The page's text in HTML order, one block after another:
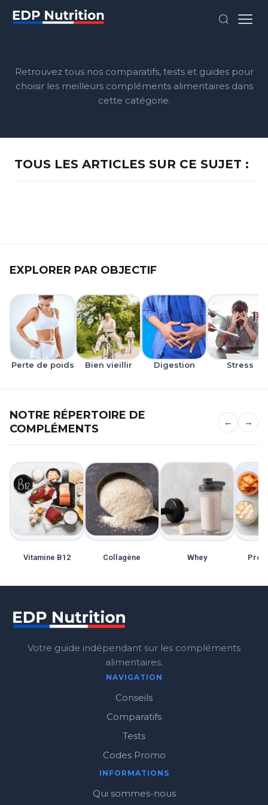
Retrouvez tous nos comparatifs, tests et guides pour
choisir les meilleurs compléments alimentaires dans
cette catégorie.
TOUS LES ARTICLES SUR CE SUJET :
EXPLORER PAR OBJECTIF
Perte de poids Bien vieillir Digestion Stress
NOTRE RÉPERTOIRE DE
COMPLÉMENTS
← →
Vitamine B12 Collagène Whey
Votre guide indépendant sur les compléments
alimentaires.
NAVIGATION
Conseils
Comparatifs
Tests
Codes Promo
INFORMATIONS
Qui sommes-nous